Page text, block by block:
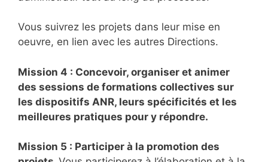
Vous suivrez les projets dans leur mise en
oeuvre, en lien avec les autres Directions.
Mission 4 : Concevoir, organiser et animer
des sessions de formations collectives sur
les dispositifs ANR, leurs spécificités et les
meilleures pratiques pour y répondre.
Mission 5 : Participer à la promotion des